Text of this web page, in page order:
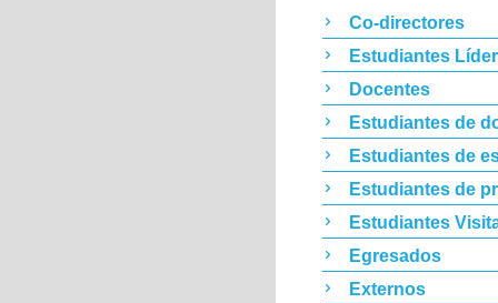
Co-directores
Estudiantes
Docentes
Estudiantes de
Estudiantes de
Estudiantes de
Estudiantes
Egresados
Externos